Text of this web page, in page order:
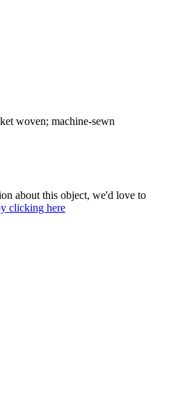
woven; machine-sewn
about this object, we'd love to
clicking here